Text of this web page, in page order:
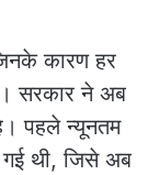
कारण हर
सरकार ने अब
पहले न्यूनतम
थी, जिसे अब